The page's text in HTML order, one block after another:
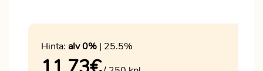
Hinta: alv 0% | 25.5%